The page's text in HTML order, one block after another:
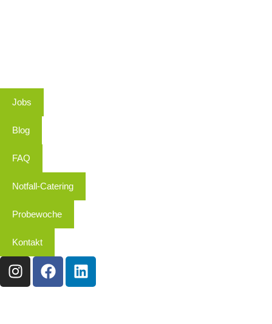
Jobs
Blog
FAQ
Notfall-Catering
Probewoche
Kontakt